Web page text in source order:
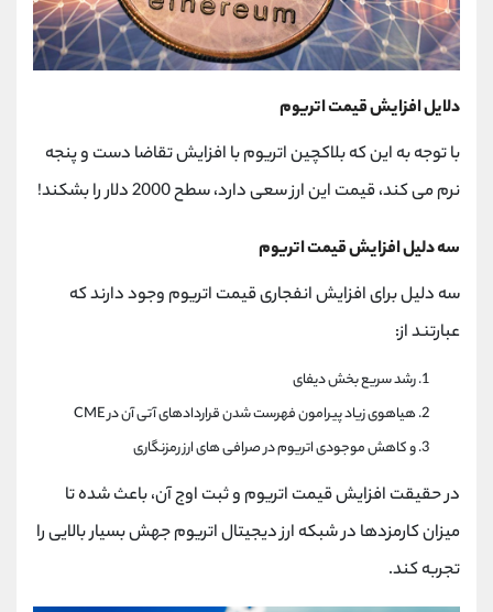
دلایل افزایش قیمت اتریوم
با توجه به این که بلاکچین اتریوم با افزایش تقاضا دست و پنجه
نرم می کند، قیمت این ارز سعی دارد، سطح 2000 دلار را بشکند!
سه دلیل افزایش قیمت اتریوم
سه دلیل برای افزایش انفجاری قیمت اتریوم وجود دارند که
عبارتند از:
رشد سریع بخش دیفای
هیاهوی زیاد پیرامون فهرست شدن قراردادهای آتی آن در CME
و کاهش موجودی اتریوم در صرافی های ارز رمزنگاری
در حقیقت افزایش قیمت اتریوم و ثبت اوج آن، باعث شده تا
میزان کارمزدها در شبکه ارز دیجیتال اتریوم جهش بسیار بالایی را
تجربه کند.